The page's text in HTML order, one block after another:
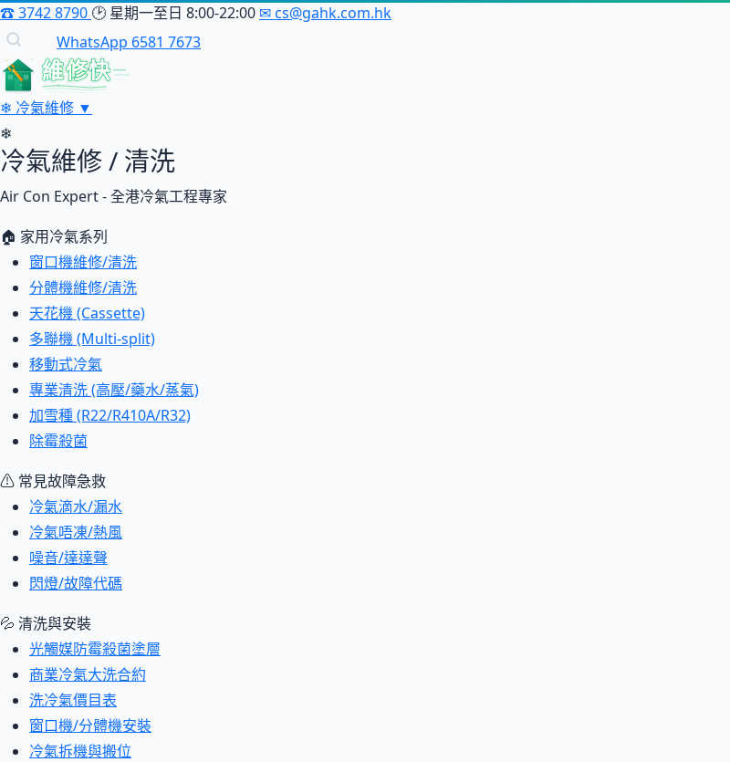
☎3742 8790 🕑 星期一至日 8:00-22:00 ✉cs@gahk.com.hk
WhatsApp 6581 7673
維修快
❄ 冷氣維修 ▼
❄
冷氣維修 / 清洗
Air Con Expert - 全港冷氣工程專家
🏠 家用冷氣系列
窗口機維修/清洗
分體機維修/清洗
天花機 (Cassette)
多聯機 (Multi-split)
移動式冷氣
專業清洗 (高壓/藥水/蒸氣)
加雪種 (R22/R410A/R32)
除霉殺菌
⚠ 常見故障急救
冷氣滴水/漏水
冷氣唔凍/熱風
噪音/達達聲
閃燈/故障代碼
💦 清洗與安裝
光觸媒防霉殺菌塗層
商業冷氣大洗合約
洗冷氣價目表
窗口機/分體機安裝
冷氣拆機與搬位